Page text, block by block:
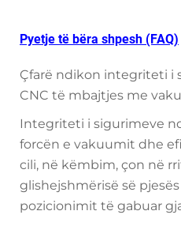
Pyetje të bëra shpesh (FAQ)
Çfarë ndikon integriteti i
CNC të mbajtjes me
Integriteti i sigurimeve
forcën e vakuumit dhe
cili, në këmbim, çon në
glishejshmërisë së
pozicionimit të gabuar